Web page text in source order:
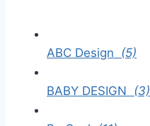
ABC Design (5)
BABY DESIGN (3)